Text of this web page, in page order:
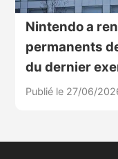
Nintendo a
permanents
du dernier
Publié le 27/06/